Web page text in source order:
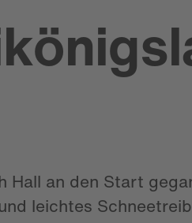
Hall an den Start
leichtes